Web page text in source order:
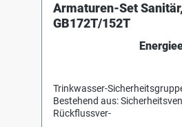
Armaturen-Set
GB172T/152T
Trinkwasser-
Bestehend aus:
Rückflussver-